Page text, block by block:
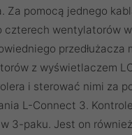
Za pomocą jednego
czterech wentylatorów
przedłużacza
z wyświetlaczem
i sterować nimi za
L-Connect 3.
3-paku. Jest on